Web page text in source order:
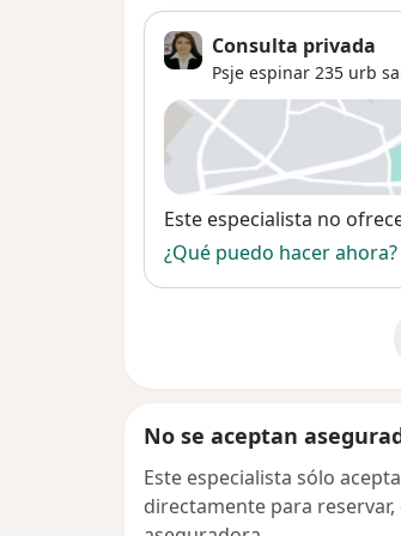
Consulta privada
Psje espinar 235 urb
Disponibilidad
Este especialista no
¿Qué puedo hacer ahora?
No se aceptan
Este especialista sólo
directamente para